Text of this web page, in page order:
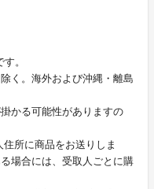
。
く。海外および沖縄・離島
かる可能性がありますの
所に商品をお送りしま
場合には、受取人ごとに購